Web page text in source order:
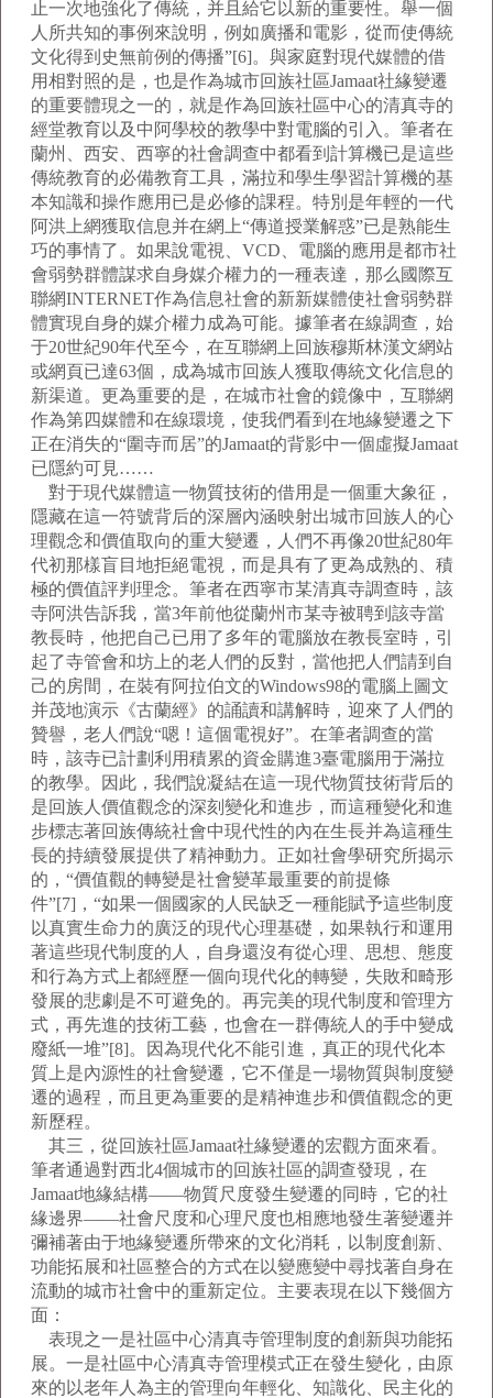
止一次地強化了傳統，并且給它以新的重要性。舉一個
人所共知的事例來說明，例如廣播和電影，從而使傳統
文化得到史無前例的傳播”[6]。與家庭對現代媒體的借
用相對照的是，也是作為城市回族社區Jamaat社緣變遷
的重要體現之一的，就是作為回族社區中心的清真寺的
經堂教育以及中阿學校的教學中對電腦的引入。筆者在
蘭州、西安、西寧的社會調查中都看到計算機已是這些
傳統教育的必備教育工具，滿拉和學生學習計算機的基
本知識和操作應用已是必修的課程。特別是年輕的一代
阿洪上網獲取信息并在網上“傳道授業解惑”已是熟能生
巧的事情了。如果說電視、VCD、電腦的應用是都市社
會弱勢群體謀求自身媒介權力的一種表達，那么國際互
聯網INTERNET作為信息社會的新新媒體使社會弱勢群
體實現自身的媒介權力成為可能。據筆者在線調查，始
于20世紀90年代至今，在互聯網上回族穆斯林漢文網站
或網頁已達63個，成為城市回族人獲取傳統文化信息的
新渠道。更為重要的是，在城市社會的鏡像中，互聯網
作為第四媒體和在線環境，使我們看到在地緣變遷之下
正在消失的“圍寺而居”的Jamaat的背影中一個虛擬Jamaat
已隱約可見……
對于現代媒體這一物質技術的借用是一個重大象征，
隱藏在這一符號背后的深層內涵映射出城市回族人的心
理觀念和價值取向的重大變遷，人們不再像20世紀80年
代初那樣盲目地拒絕電視，而是具有了更為成熟的、積
極的價值評判理念。筆者在西寧市某清真寺調查時，該
寺阿洪告訴我，當3年前他從蘭州市某寺被聘到該寺當
教長時，他把自己已用了多年的電腦放在教長室時，引
起了寺管會和坊上的老人們的反對，當他把人們請到自
己的房間，在裝有阿拉伯文的Windows98的電腦上圖文
并茂地演示《古蘭經》的誦讀和講解時，迎來了人們的
贊譽，老人們說“嗯！這個電視好”。在筆者調查的當
時，該寺已計劃利用積累的資金購進3臺電腦用于滿拉
的教學。因此，我們說凝結在這一現代物質技術背后的
是回族人價值觀念的深刻變化和進步，而這種變化和進
步標志著回族傳統社會中現代性的內在生長并為這種生
長的持續發展提供了精神動力。正如社會學研究所揭示
的，“價值觀的轉變是社會變革最重要的前提條
件”[7]，“如果一個國家的人民缺乏一種能賦予這些制度
以真實生命力的廣泛的現代心理基礎，如果執行和運用
著這些現代制度的人，自身還沒有從心理、思想、態度
和行為方式上都經歷一個向現代化的轉變，失敗和畸形
發展的悲劇是不可避免的。再完美的現代制度和管理方
式，再先進的技術工藝，也會在一群傳統人的手中變成
廢紙一堆”[8]。因為現代化不能引進，真正的現代化本
質上是內源性的社會變遷，它不僅是一場物質與制度變
遷的過程，而且更為重要的是精神進步和價值觀念的更
新歷程。
其三，從回族社區Jamaat社緣變遷的宏觀方面來看。
筆者通過對西北4個城市的回族社區的調查發現，在
Jamaat地緣結構——物質尺度發生變遷的同時，它的社
緣邊界——社會尺度和心理尺度也相應地發生著變遷并
彌補著由于地緣變遷所帶來的文化消耗，以制度創新、
功能拓展和社區整合的方式在以變應變中尋找著自身在
流動的城市社會中的重新定位。主要表現在以下幾個方
面：
表現之一是社區中心清真寺管理制度的創新與功能拓
展。一是社區中心清真寺管理模式正在發生變化，由原
來的以老年人為主的管理向年輕化、知識化、民主化的